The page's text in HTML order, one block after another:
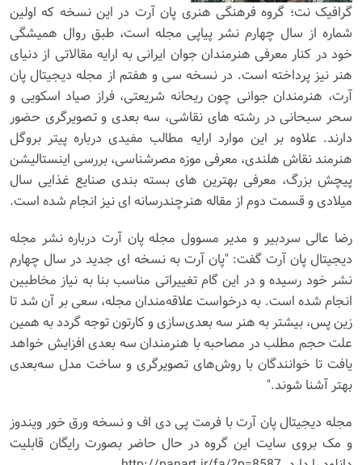
گرافیک نت؛ گروه فرهنگی هنری پان آرت در این نسخه که اولین
شماره از سال چهارم نشر پیاپی مجله است، طبق روال همیشگی
خود در کنار معرفی هنرمندان جوان ایرانی به ارایه مقالاتی از دنیای
هنر نیز پرداخته است. در نسخه سی و هفتم از مجله دیجیتال پان
آرت، هنرمندان جوانی چون ریحانه شریعتی، فراز صیاد اسکویی و
سحر سبحانی در رشته های نقاشی، سه بعدی و تصویرگری حضور
دارند. علاوه بر این موارد ارایه مطالب مفیدی درباره پیتر بروگل
هنرمند نقاش هلندی، معرفی موزه مصرشناسی، بررسی اینستالیشن
پیچش بزرگ، معرفی بهترین های بسته بندی صنایع غذایی سال
میلادی و قسمت دوم از مقاله هنرچندرسانه ای نیز انجام شده است.
رضا عالی سردبیر و مدیر مسوول مجله پان آرت درباره نشر مجله
دیجیتال پان آرت گفت: "پان آرت به نسخه ای جدید در سال چهارم
نشر خود رسیده و در این گام تغییراتی مناسب بنا به نیاز مخاطبین
انجام شده است. به درخواست علاقه‌مندان مجله،‌ سعی بر آن شد تا
زین پس،‌ بیشتر به هنر سه بعدی‌سازی و کارتون توجه گردد به همین
علت حجم مطلب در مصاحبه با هنرمندان سه بعدی افزایش خواهد
یافت تا خوانندگان با روش‌های تصویرگری و ساخت مدل سه‌بعدی
بهتر آشنا شوند."
مجله دیجیتال پان آرت با فرمت پی دی اف و نسخه ورق خور ویندوز
و مک بروی سایت این گروه در حال حاضر بصورت رایگان قابلیت